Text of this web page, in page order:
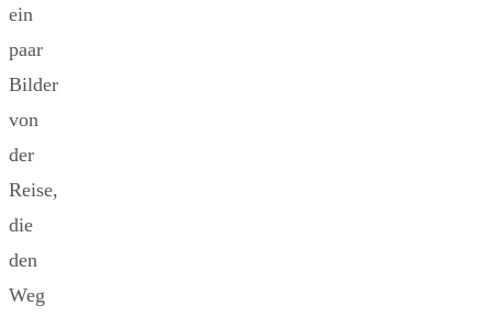
ein
paar
Bilder
von
der
Reise,
die
den
Weg